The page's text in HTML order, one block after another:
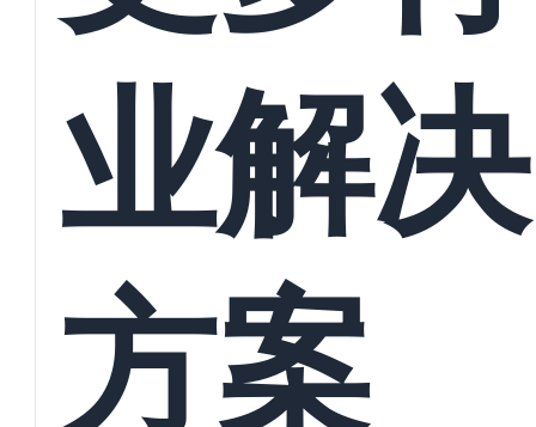
业解决
方案